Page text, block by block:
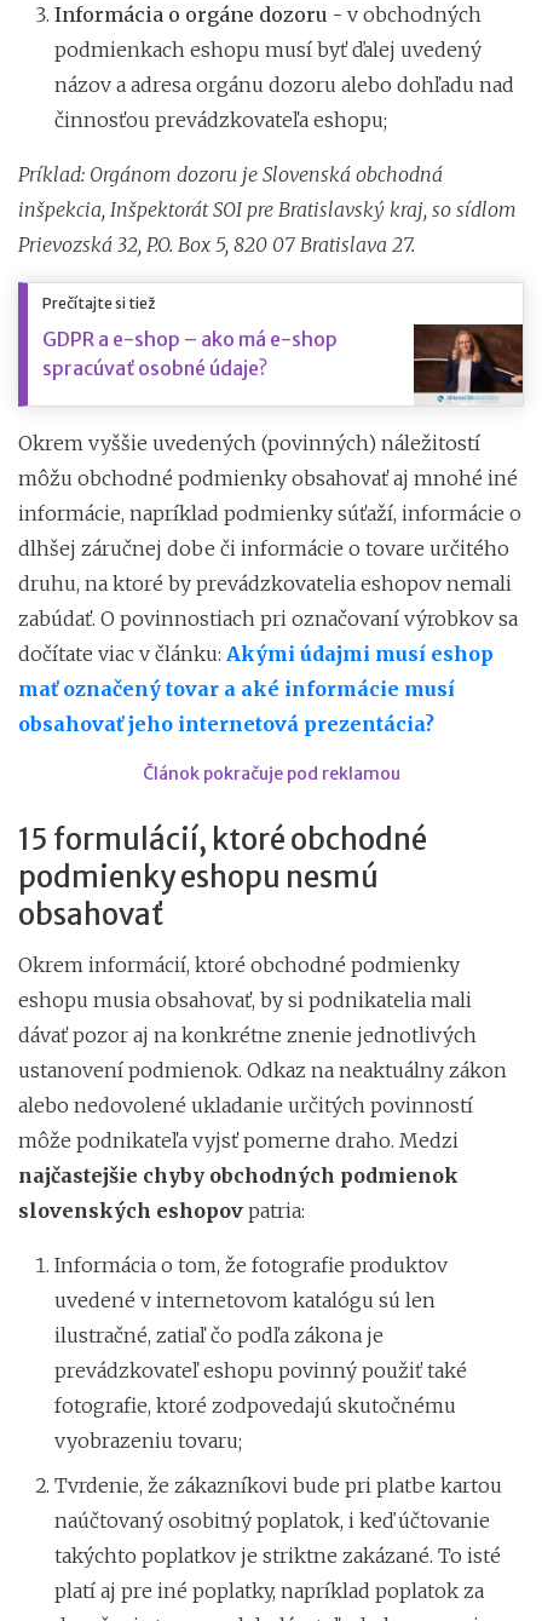
Informácia o orgáne dozoru - v obchodných
podmienkach eshopu musí byť ďalej uvedený
názov a adresa orgánu dozoru alebo dohľadu nad
činnosťou prevádzkovateľa eshopu;
Príklad: Orgánom dozoru je Slovenská obchodná
inšpekcia, Inšpektorát SOI pre Bratislavský kraj, so sídlom
Prievozská 32, P.O. Box 5, 820 07 Bratislava 27.
Prečítajte si tiež
GDPR a e-shop – ako má e-shop
spracúvať osobné údaje?
Okrem vyššie uvedených (povinných) náležitostí
môžu obchodné podmienky obsahovať aj mnohé iné
informácie, napríklad podmienky súťaží, informácie o
dlhšej záručnej dobe či informácie o tovare určitého
druhu, na ktoré by prevádzkovatelia eshopov nemali
zabúdať. O povinnostiach pri označovaní výrobkov sa
dočítate viac v článku: Akými údajmi musí eshop
mať označený tovar a aké informácie musí
obsahovať jeho internetová prezentácia?
Článok pokračuje pod reklamou
15 formulácií, ktoré obchodné
podmienky eshopu nesmú
obsahovať
Okrem informácií, ktoré obchodné podmienky
eshopu musia obsahovať, by si podnikatelia mali
dávať pozor aj na konkrétne znenie jednotlivých
ustanovení podmienok. Odkaz na neaktuálny zákon
alebo nedovolené ukladanie určitých povinností
môže podnikateľa vyjsť pomerne draho. Medzi
najčastejšie chyby obchodných podmienok
slovenských eshopov patria:
Informácia o tom, že fotografie produktov
uvedené v internetovom katalógu sú len
ilustračné, zatiaľ čo podľa zákona je
prevádzkovateľ eshopu povinný použiť také
fotografie, ktoré zodpovedajú skutočnému
vyobrazeniu tovaru;
Tvrdenie, že zákazníkovi bude pri platbe kartou
naúčtovaný osobitný poplatok, i keď účtovanie
takýchto poplatkov je striktne zakázané. To isté
platí aj pre iné poplatky, napríklad poplatok za